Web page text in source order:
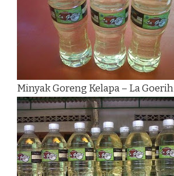
Minyak Goreng Kelapa – La Goerih